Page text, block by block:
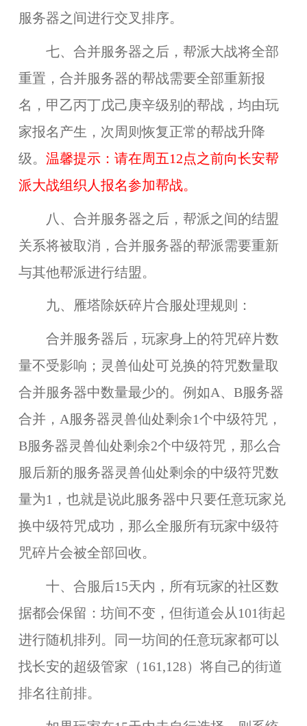
服务器之间进行交叉排序。
七、 合并服务器之后，帮派大战将全部
重置，合并服务器的帮战需要全部重新报
名，甲乙丙丁戊己庚辛级别的帮战，均由玩
家报名产生，次周则恢复正常的帮战升降
级。 温馨提示：请在周五12点之前向长安帮
派大战组织人报名参加帮战。
八、合并服务器之后，帮派之间的结盟
关系将被取消，合并服务器的帮派需要重新
与其他帮派进行结盟。
九、雁塔除妖碎片合服处理规则：
合并服务器后，玩家身上的符咒碎片数
量不受影响；灵兽仙处可兑换的符咒数量取
合并服务器中数量最少的。例如A、B服务器
合并，A服务器灵兽仙处剩余1个中级符咒，
B服务器灵兽仙处剩余2个中级符咒，那么合
服后新的服务器灵兽仙处剩余的中级符咒数
量为1，也就是说此服务器中只要任意玩家兑
换中级符咒成功，那么全服所有玩家中级符
咒碎片会被全部回收。
十、合服后15天内，所有玩家的社区数
据都会保留：坊间不变，但街道会从101街起
进行随机排列。同一坊间的任意玩家都可以
找长安的超级管家（161,128）将自己的街道
排名往前排。